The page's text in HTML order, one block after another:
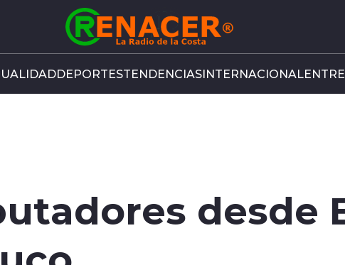
DEPORTESTENDENCIASINTERNACIONAL
desde